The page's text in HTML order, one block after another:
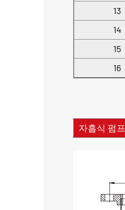
13
14
15
16
자흡식 펌프